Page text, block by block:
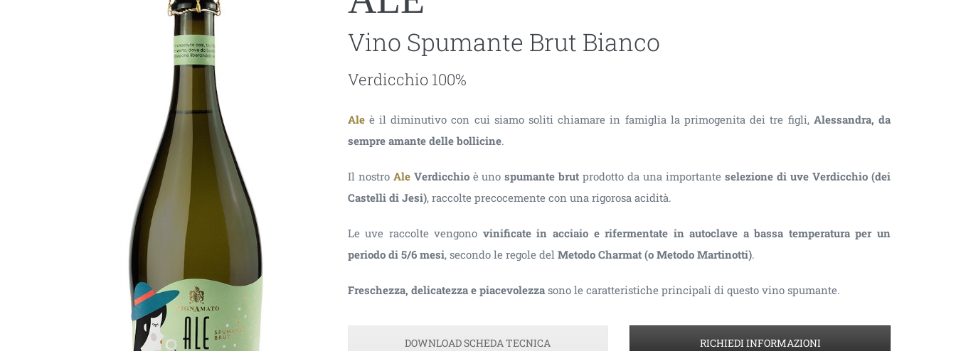
Vino Spumante Brut Bianco
Verdicchio 100%
Aleè il diminutivo con cui siamo soliti chiamare in famiglia la primogenita dei tre figli, Alessandra, da
sempre amante delle bollicine.
Il nostro Ale Verdicchioè unospumante brut prodotto da una importanteselezione di uve Verdicchio (dei
Castelli di Jesi), raccolte precocemente con una rigorosa acidità.
Le uve raccolte vengono vinificate in acciaio e rifermentate in autoclave a bassa temperatura per un
periodo di 5/6 mesi, secondo le regole del Metodo Charmat (o Metodo Martinotti).
Freschezza, delicatezza e piacevolezzasono le caratteristiche principali di questo vino spumante.
DOWNLOAD SCHEDA TECNICA RICHIEDI INFORMAZIONI